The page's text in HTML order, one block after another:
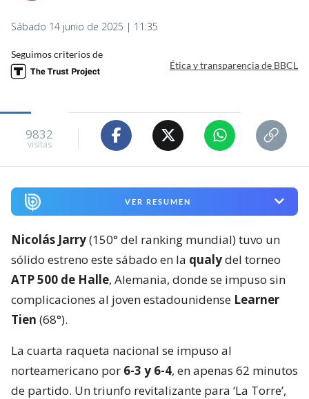
Sábado 14 junio de 2025 | 11:35
Seguimos criterios de
Ética y transparencia de BBCL
9832
visitas
VER RESUMEN
Nicolás Jarry(150° del ranking mundial) tuvo un
sólido estreno este sábado en la qualydel torneo
ATP 500 de Halle, Alemania, donde se impuso sin
complicaciones al joven estadounidense Learner
Tien (68°).
La cuarta raqueta nacional se impuso al
norteamericano por 6-3 y 6-4, en apenas 62 minutos
de partido. Un triunfo revitalizante para ‘La Torre’,